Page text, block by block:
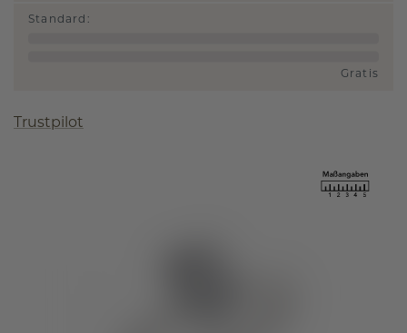
Standard :
Gratis
Trustpilot